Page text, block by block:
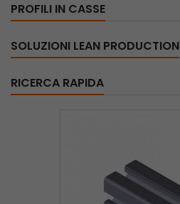
PROFILI IN CASSE
SOLUZIONI LEAN PRODUCTION
RICERCA RAPIDA